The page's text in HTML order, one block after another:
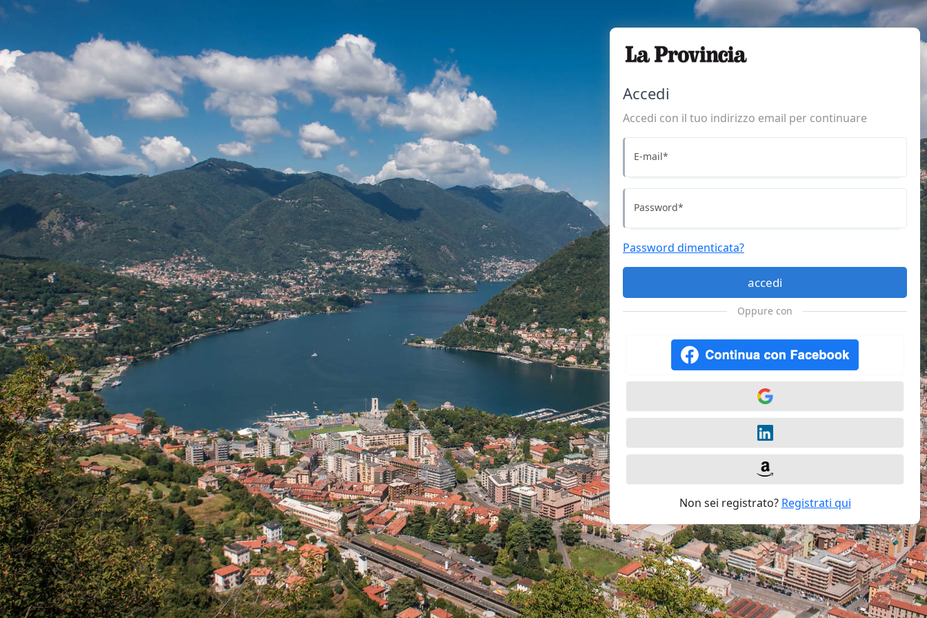
Accedi
Accedi con il tuo indirizzo email per continuare
E-mail*
Password*
Password dimenticata?
accedi
Oppure con
Non sei registrato? Registrati qui